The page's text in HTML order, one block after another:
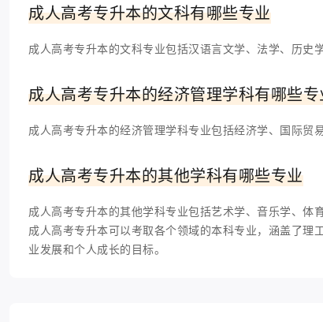
成人高考专升本的文科有哪些专业
成人高考专升本的文科专业包括汉语言文学、法学、历史学
成人高考专升本的经济管理学科有哪些专
成人高考专升本的经济管理学科专业包括经济学、国际贸
成人高考专升本的其他学科有哪些专业
成人高考专升本的其他学科专业包括艺术学、音乐学、体
成人高考专升本可以考取各个领域的本科专业，涵盖了
业发展和个人成长的目标。